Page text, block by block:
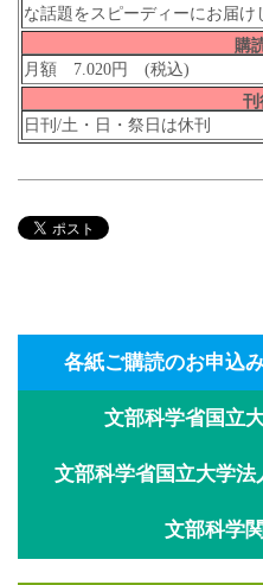
な話題をスピーディーにお届け
購
月額 7.020円 (税込)
刊
日刊/土・日・祭日は休刊
各紙ご購読のお申込
文部科学省国立
文部科学省国立大学
文部科学